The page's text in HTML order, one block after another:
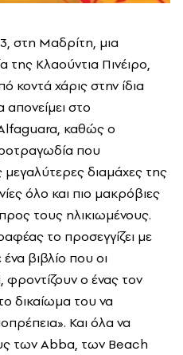
στη Μαδρίτη, μια
της Κλαούντια Πινέιρο,
κοντά χάρις στην ίδια
στο
καθώς ο
που
μεγαλύτερες διαμάχες της
όλο και πιο μακρόβιες
τους ηλικιωμένους.
το προσεγγίζει με
ένα βιβλίο που οι
φροντίζουν ο ένας τον
δικαίωμα του να
Και όλα να
των Abba, των Beach